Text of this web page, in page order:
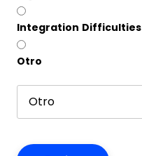
Integration Difficulties
Otro